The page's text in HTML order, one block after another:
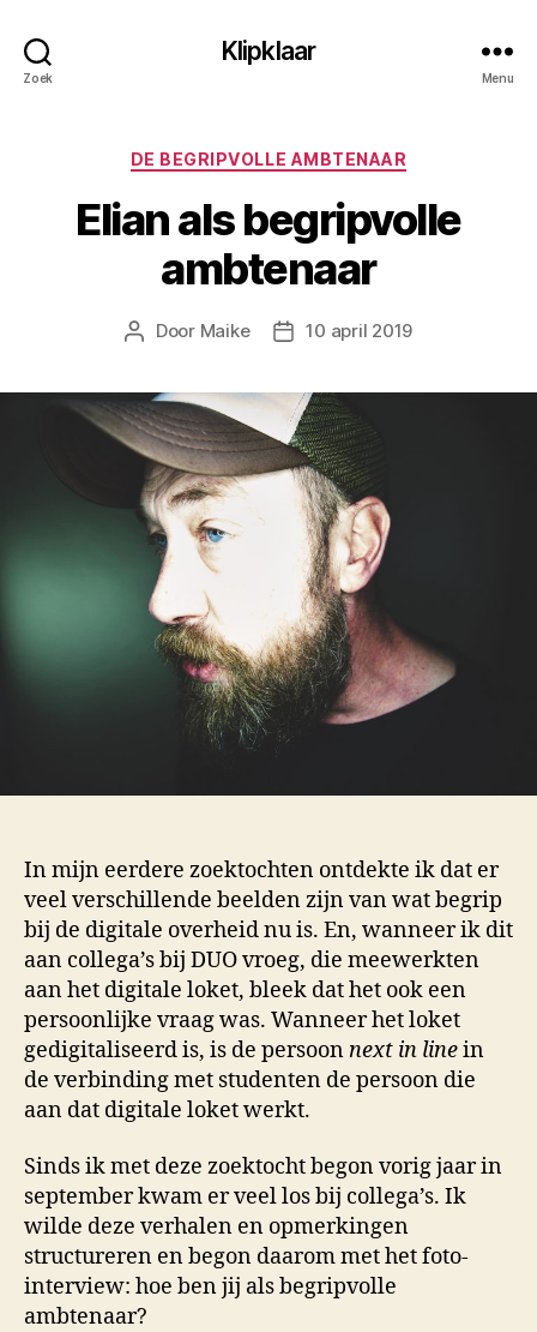
Zoek
Klipklaar
Menu
Categorieën
DE BEGRIPVOLLE AMBTENAAR
Elian als begripvolle
ambtenaar
Berichtauteur
Door Maike Berichtdatum
10 april 2019
In mijn eerdere zoektochten ontdekte ik dat er
veel verschillende beelden zijn van wat begrip
bij de digitale overheid nu is. En, wanneer ik dit
aan collega’s bij DUO vroeg, die meewerkten
aan het digitale loket, bleek dat het ook een
persoonlijke vraag was. Wanneer het loket
gedigitaliseerd is, is de persoonnext in linein
de verbinding met studenten de persoon die
aan dat digitale loket werkt.
Sinds ik met deze zoektocht begon vorig jaar in
september kwam er veel los bij collega’s. Ik
wilde deze verhalen en opmerkingen
structureren en begon daarom met het foto-
interview: hoe ben jij als begripvolle
ambtenaar?